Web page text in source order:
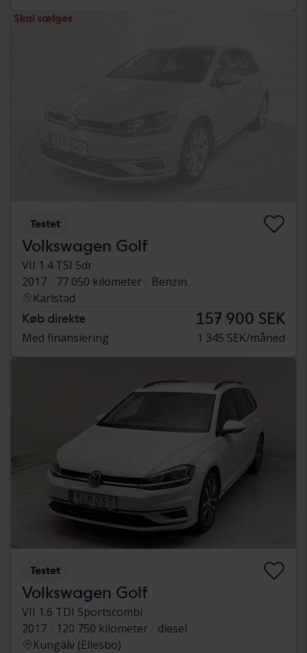
Skal sælges
Testet
Volkswagen Golf
VII 1.4 TSI 5dr
2017
77 050 kilometer
Benzin
Karlstad
Køb direkte 157 900 SEK
Med finansiering 1 345 SEK/måned
Testet
Volkswagen Golf
VII 1.6 TDI Sportscombi
2017
120 750 kilometer
diesel
Kungälv (Ellesbo)